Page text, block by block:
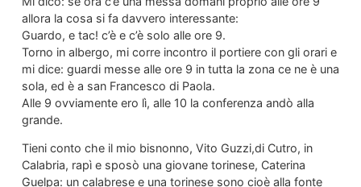
allora la cosa si fa davvero interessante:
Guardo, e tac! c’è e c’è solo alle ore 9.
Torno in albergo, mi corre incontro il portiere con gli orari e
mi dice: guardi messe alle ore 9 in tutta la zona ce ne è una
sola, ed è a san Francesco di Paola.
Alle 9 ovviamente ero lì, alle 10 la conferenza andò alla
grande.
Tieni conto che il mio bisnonno, Vito Guzzi,di Cutro, in
Calabria, rapì e sposò una giovane torinese, Caterina
Guelpa: un calabrese e una torinese sono cioè alla fonte